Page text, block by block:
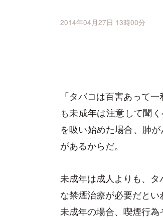
2014年04月27日 13時00分
「タバコは百害あって
も未成年は注意して聞
を吸い始めた場合、肺
があるからだ。
未成年は成人よりも、
な禁煙治療が必要だとい
未成年の場合、喫煙行